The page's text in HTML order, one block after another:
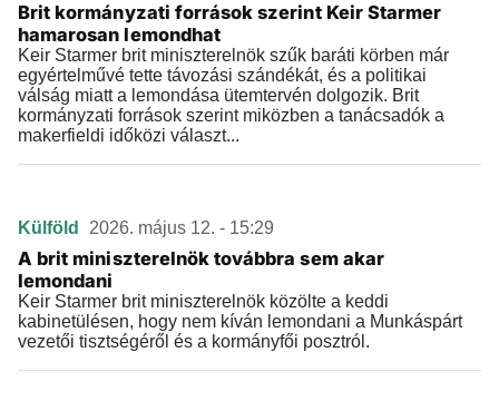
Brit kormányzati források szerint Keir Starmer
hamarosan lemondhat
Keir Starmer brit miniszterelnök szűk baráti körben már
egyértelművé tette távozási szándékát, és a politikai
válság miatt a lemondása ütemtervén dolgozik. Brit
kormányzati források szerint miközben a tanácsadók a
makerfieldi időközi választ...
Külföld 2026. május 12. - 15:29
A brit miniszterelnök továbbra sem akar
lemondani
Keir Starmer brit miniszterelnök közölte a keddi
kabinetülésen, hogy nem kíván lemondani a Munkáspárt
vezetői tisztségéről és a kormányfői posztról.